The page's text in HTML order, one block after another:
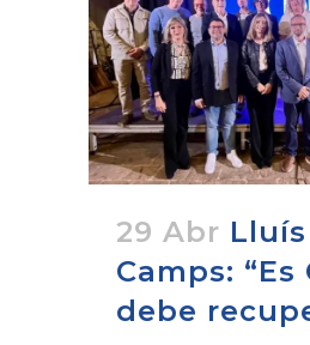
29 Abr Lluís
Camps: “Es
debe